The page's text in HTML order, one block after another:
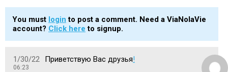
You must login to post a comment. Need a ViaNolaVie
account? Click here to signup.
1/30/22
06:23
Приветствую Вас друзья!